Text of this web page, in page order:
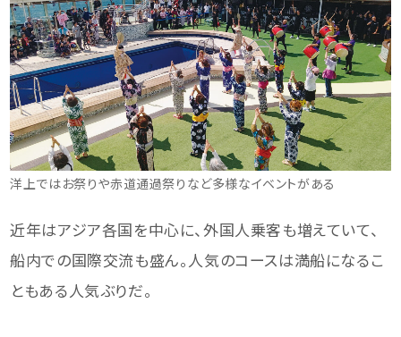
洋上ではお祭りや赤道通過祭りなど多様なイベントがある
近年はアジア各国を中心に、外国人乗客も増えていて、
船内での国際交流も盛ん。人気のコースは満船になるこ
ともある人気ぶりだ。